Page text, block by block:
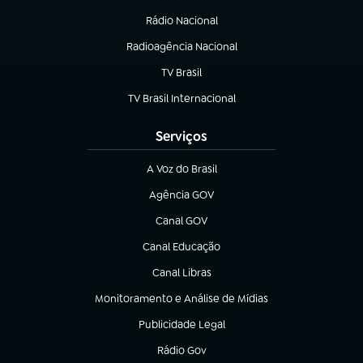
Rádio Nacional
Radioagência Nacional
(abre em nova aba)
TV Brasil
(abre em nova aba)
TV Brasil Internacional
(abre em nova aba)
Serviços
A Voz do Brasil
(abre em nova aba)
Agência GOV
(abre em nova aba)
Canal GOV
(abre em nova aba)
Canal Educação
(abre em nova aba)
Canal Libras
(abre em nova aba)
Monitoramento e Análise de Mídias
(abre em nova aba)
Publicidade Legal
(abre em nova aba)
Rádio Gov
(abre em nova aba)